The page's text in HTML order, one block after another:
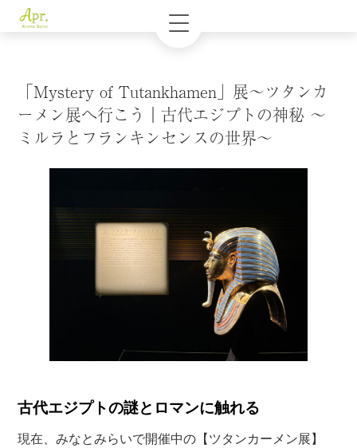
「Mystery of Tutankhamen」展〜ツタンカ
ーメン展へ行こう｜古代エジプトの神秘 ～
ミルラとフランキンセンスの世界～
古代エジプトの謎とロマンに触れる
現在、みなとみらいで開催中の【ツタンカーメン展】